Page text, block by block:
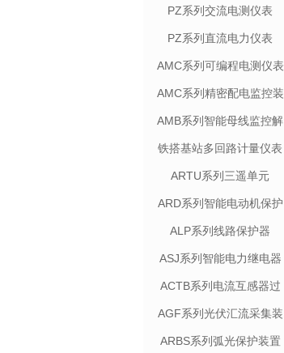
PZ系列交流电测仪表
PZ系列直流电力仪表
AMC系列可编程电测仪表
AMC系列精密配电监控装
置
AMB系列智能母线监控解
决方案
铁搭基站多回路计量仪表
ARTU系列三遥单元
ARD系列智能电动机保护
器
ALP系列线路保护器
ASJ系列智能电力继电器
ACTB系列电流互感器过
电压保护器
AGF系列光伏汇流采集装
置
ARBS系列弧光保护装置